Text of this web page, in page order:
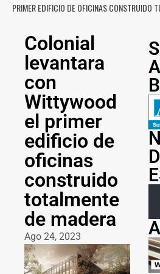
PRIMER EDIFICIO DE OFICINAS CONSTRUIDO
Colonial
levantara
con
Wittywood
el primer
edificio de
oficinas
construido
totalmente
de madera
Ago 24, 2023